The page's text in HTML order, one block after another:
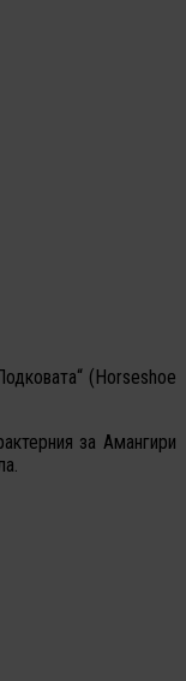
(Horseshoe
за Амангири